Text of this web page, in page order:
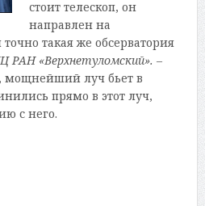
стоит телескоп, он
направлен на
такая же обсерватория
РАН «Верхнетуломский». –
мощнейший луч бьет в
прямо в этот луч,
с него.